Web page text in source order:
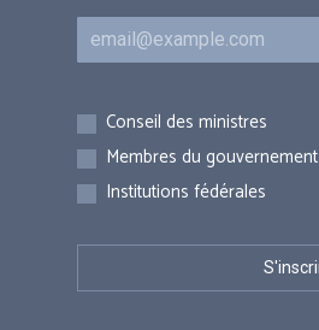
Courriel
Inscriptions
Conseil des ministres
Membres du gouvernement
Institutions fédérales